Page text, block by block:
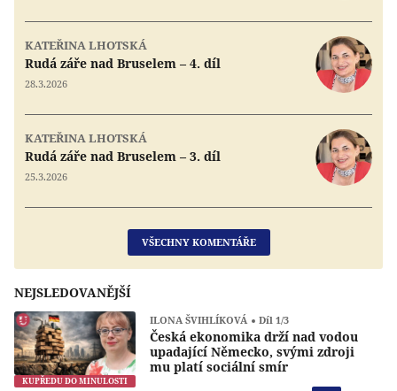
KATEŘINA LHOTSKÁ
Rudá záře nad Bruselem – 4. díl
28.3.2026
KATEŘINA LHOTSKÁ
Rudá záře nad Bruselem – 3. díl
25.3.2026
VŠECHNY KOMENTÁŘE
NEJSLEDOVANĚJŠÍ
KUPŘEDU DO MINULOSTI
ILONA ŠVIHLÍKOVÁ Díl 1/3
Česká ekonomika drží nad vodou
upadající Německo, svými zdroji
mu platí sociální smír